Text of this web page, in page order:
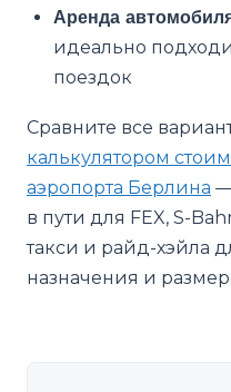
Аренда
идеально
поездок
Сравните все
калькулятором
аэропорта Берлина —
в пути для FEX, S-
такси и райд-хэйла
назначения и